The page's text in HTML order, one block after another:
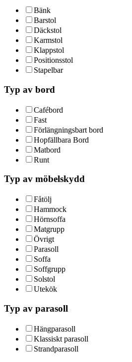
Bänk
Barstol
Däckstol
Karmstol
Klappstol
Positionsstol
Stapelbar
Typ av bord
Cafébord
Fast
Förlängningsbart bord
Hopfällbara Bord
Matbord
Runt
Typ av möbelskydd
Fåtölj
Hammock
Hörnsoffa
Matgrupp
Övrigt
Parasoll
Soffa
Soffgrupp
Solstol
Utekök
Typ av parasoll
Hängparasoll
Klassiskt parasoll
Strandparasoll